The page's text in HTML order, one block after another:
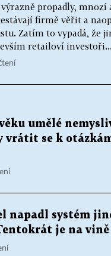
propadly, mnozí
firmě věřit a
Zatím to vypadá, že
retailoví
umělé
vrátit se k
napadl systém
je na